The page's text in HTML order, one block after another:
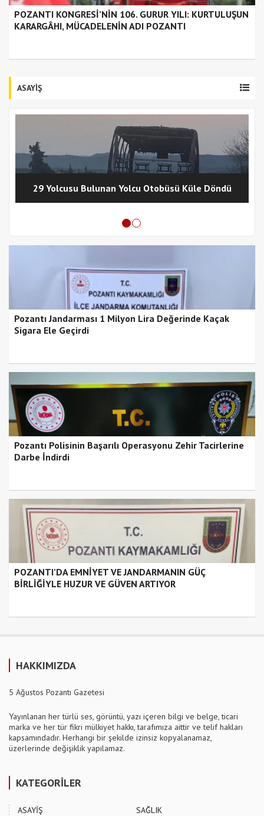
POZANTI KONGRESİ’NİN 106. GURUR YILI: KURTULUŞUN
KARARGÂHI, MÜCADELENİN ADI POZANTI
ASAYİŞ
29 Yolcusu Bulunan Yolcu Otobüsü Küle Döndü
Pozantı Jandarması 1 Milyon Lira Değerinde Kaçak
Sigara Ele Geçirdi
Pozantı Polisinin Başarılı Operasyonu Zehir Tacirlerine
Darbe İndirdi
POZANTI’DA EMNİYET VE JANDARMANIN GÜÇ
BİRLİĞİYLE HUZUR VE GÜVEN ARTIYOR
HAKKIMIZDA
5 Ağustos Pozantı Gazetesi
Yayınlanan her türlü ses, görüntü, yazı içeren bilgi ve belge, ticari
marka ve her tür fikri mülkiyet hakkı, tarafımıza aittir ve telif hakları
kapsamındadır. Herhangi bir şekilde izinsiz kopyalanamaz,
üzerlerinde değişiklik yapılamaz.
KATEGORİLER
ASAYİŞ SAĞLIK